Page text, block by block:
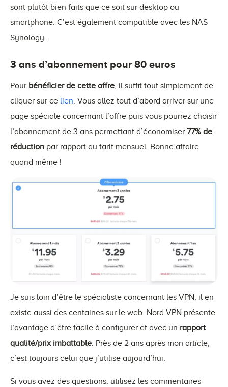
sont plutôt bien faits que ce soit sur desktop ou
smartphone. C’est également compatible avec les NAS
Synology.
3 ans d’abonnement pour 80 euros
Pour bénéficier de cette offre, il suffit tout simplement de
cliquer sur ce lien. Vous allez tout d’abord arriver sur une
page spéciale concernant l’offre puis vous pourrez choisir
l’abonnement de 3 ans permettant d’économiser 77% de
réduction par rapport au tarif mensuel. Bonne affaire
quand même !
Je suis loin d’être le spécialiste concernant les VPN, il en
existe aussi des centaines sur le web. Nord VPN présente
l’avantage d’être facile à configurer et avec un rapport
qualité/prix imbattable. Près de 2 ans après mon article,
c’est toujours celui que j’utilise aujourd’hui.
Si vous avez des questions, utilisez les commentaires